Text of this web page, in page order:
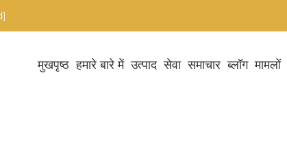
मुखपृष्ठ हमारे बारे में उत्पाद सेवा समाचार ब्लॉग मामलों